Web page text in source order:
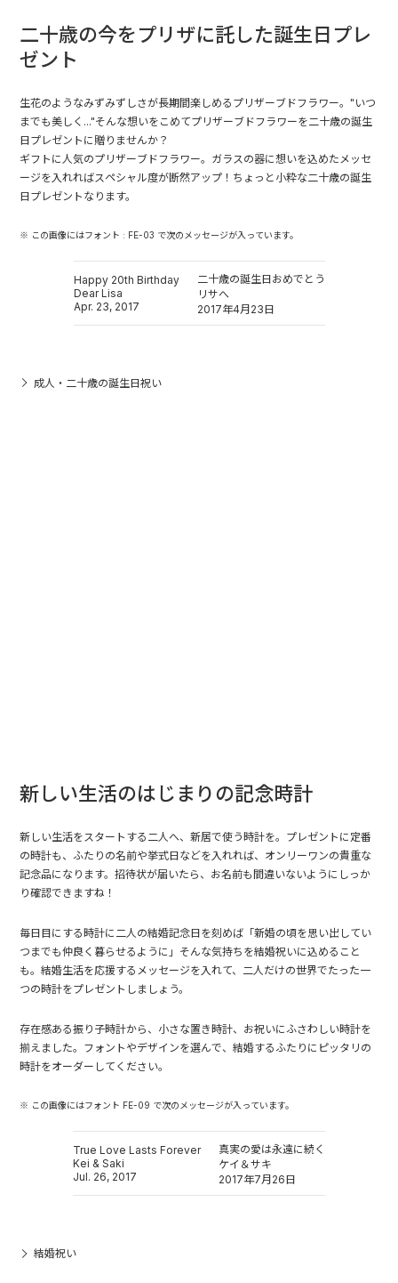
二十歳の今をプリザに託した誕生日プレ
ゼント
生花のようなみずみずしさが長期間楽しめるプリザーブドフラワー。"いつ
までも美しく..."そんな想いをこめてプリザーブドフラワーを二十歳の誕生
日プレゼントに贈りませんか？
ギフトに人気のプリザーブドフラワー。ガラスの器に想いを込めたメッセ
ージを入れればスペシャル度が断然アップ！ちょっと小粋な二十歳の誕生
日プレゼントなります。
※ この画像にはフォント : FE-03 で次のメッセージが入っています。
Happy 20th Birthday
Dear Lisa
Apr. 23, 2017
二十歳の誕生日おめでとう
リサへ
2017年4月23日
成人・二十歳の誕生日祝い
新しい生活のはじまりの記念時計
新しい生活をスタートする二人へ、新居で使う時計を。プレゼントに定番
の時計も、ふたりの名前や挙式日などを入れれば、オンリーワンの貴重な
記念品になります。招待状が届いたら、お名前も間違いないようにしっか
り確認できますね！
毎日目にする時計に二人の結婚記念日を刻めば「新婚の頃を思い出してい
つまでも仲良く暮らせるように」そんな気持ちを結婚祝いに込めること
も。結婚生活を応援するメッセージを入れて、二人だけの世界でたった一
つの時計をプレゼントしましょう。
存在感ある振り子時計から、小さな置き時計、お祝いにふさわしい時計を
揃えました。フォントやデザインを選んで、結婚するふたりにピッタリの
時計をオーダーしてください。
※ この画像にはフォント FE-09 で次のメッセージが入っています。
True Love Lasts Forever
Kei & Saki
Jul. 26, 2017
真実の愛は永遠に続く
ケイ＆サキ
2017年7月26日
結婚祝い